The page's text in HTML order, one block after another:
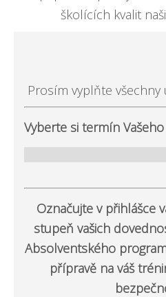
školících kvalit
Prosím vyplňte
Vyberte si termín
Označujte v přihlášce
stupeň vašich
Absolventského
přípravě na váš